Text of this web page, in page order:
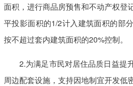
面积，进行商品房预售和不动产权登
平投影面积的1/2计入建筑面积的部
按不超过套内建筑面积的20%控制。
2.为满足市民对居住品质日益提
周边配套设施，支持因地制宜开发低